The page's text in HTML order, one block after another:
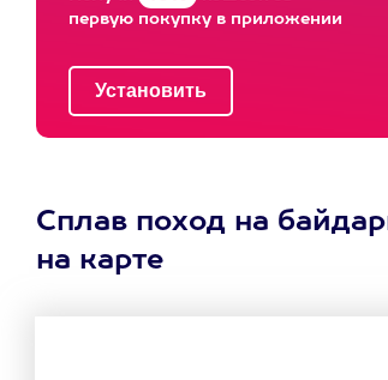
первую покупку в приложении
Сплав поход на
на карте